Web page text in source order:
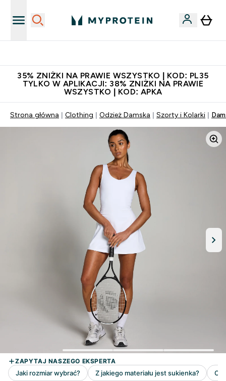
35% ZNIŻKI NA PRAWIE WSZYSTKO | KOD: PL35
TYLKO W APLIKACJI: 38% ZNIŻKI NA PRAWIE
WSZYSTKO | KOD: APKA
Strona główna Clothing Odzież Damska Szorty i Kolarki